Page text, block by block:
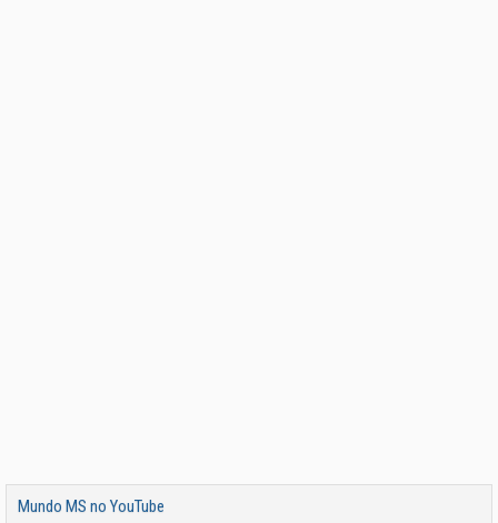
Mundo MS no YouTube